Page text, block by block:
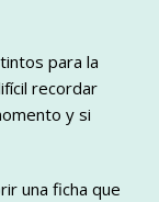
para la
recordar
y si
una ficha que